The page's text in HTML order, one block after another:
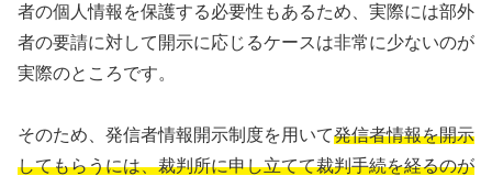
者の個人情報を保護する必要性もあるため、実際には部外
者の要請に対して開示に応じるケースは非常に少ないのが
実際のところです。
そのため、発信者情報開示制度を用いて発信者情報を開示
してもらうには、裁判所に申し立てて裁判手続を経るのが